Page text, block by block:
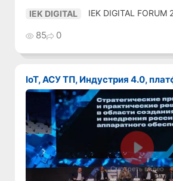
IEK DIGITAL IEK DIGITAL FORUM
85 0
IoT, АСУ ТП, Индустрия 4.0,
Смотреть видео